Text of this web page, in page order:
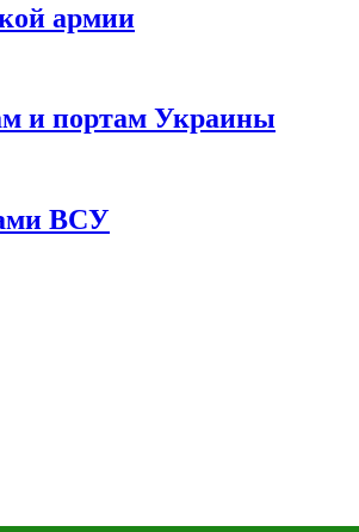
армии
и портам Украины
ВСУ